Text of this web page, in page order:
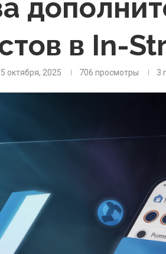
в In-
5 октября, 2025 706 просмотры 3